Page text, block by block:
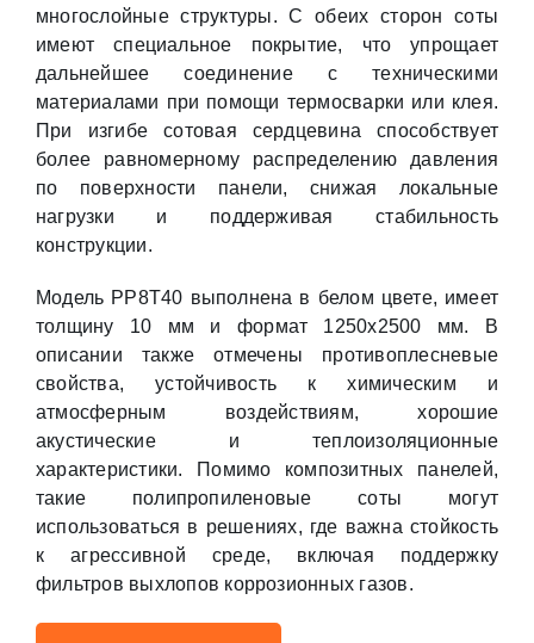
многослойные структуры. С обеих сторон соты
имеют специальное покрытие, что упрощает
дальнейшее соединение с техническими
материалами при помощи термосварки или клея.
При изгибе сотовая сердцевина способствует
более равномерному распределению давления
по поверхности панели, снижая локальные
нагрузки и поддерживая стабильность
конструкции.
Модель PP8T40 выполнена в белом цвете, имеет
толщину 10 мм и формат 1250х2500 мм. В
описании также отмечены противоплесневые
свойства, устойчивость к химическим и
атмосферным воздействиям, хорошие
акустические и теплоизоляционные
характеристики. Помимо композитных панелей,
такие полипропиленовые соты могут
использоваться в решениях, где важна стойкость
к агрессивной среде, включая поддержку
фильтров выхлопов коррозионных газов.